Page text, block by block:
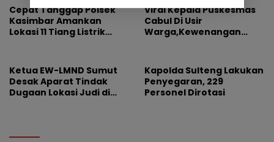
Cepat Tanggap Polsek
Kasimbar Amankan
Lokasi 11 Tiang Listrik
Viral Kepala Puskesmas
Cabul Di Usir
Warga,Kewenangan
Dipertanyakan
Ketua EW-LMND Sumut
Desak Aparat Tindak
Dugaan Lokasi Judi di
Kapolda Sulteng Lakukan
Penyegaran, 229
Personel Dirotasi